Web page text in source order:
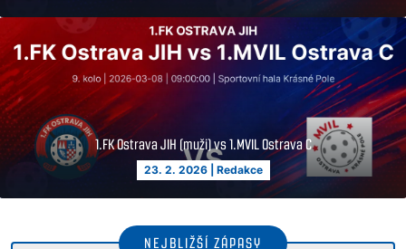
1.FK Ostrava JIH (muži) vs 1.MVIL Ostrava C
23. 2. 2026| Redakce
NEJBLIŽŠÍ ZÁPASY